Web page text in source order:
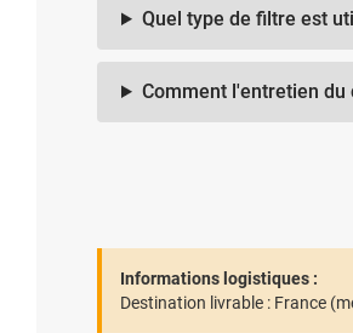
Quel type de filtre est
Comment l'entretien
Informations logistiques :
Destination livrable : France